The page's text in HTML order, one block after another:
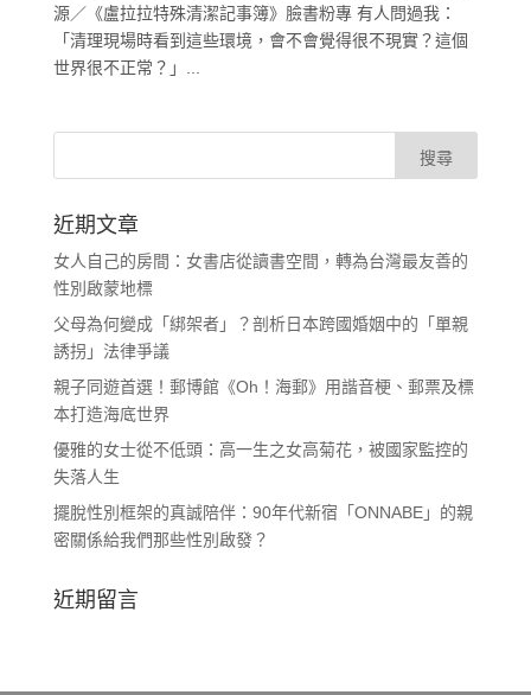
源／《盧拉拉特殊清潔記事簿》臉書粉專 有人問過我：
「清理現場時看到這些環境，會不會覺得很不現實？這個
世界很不正常？」...
近期文章
女人自己的房間：女書店從讀書空間，轉為台灣最友善的
性別啟蒙地標
父母為何變成「綁架者」？剖析日本跨國婚姻中的「單親
誘拐」法律爭議
親子同遊首選！郵博館《Oh！海郵》用諧音梗、郵票及標
本打造海底世界
優雅的女士從不低頭：高一生之女高菊花，被國家監控的
失落人生
擺脫性別框架的真誠陪伴：90年代新宿「ONNABE」的親
密關係給我們那些性別啟發？
近期留言